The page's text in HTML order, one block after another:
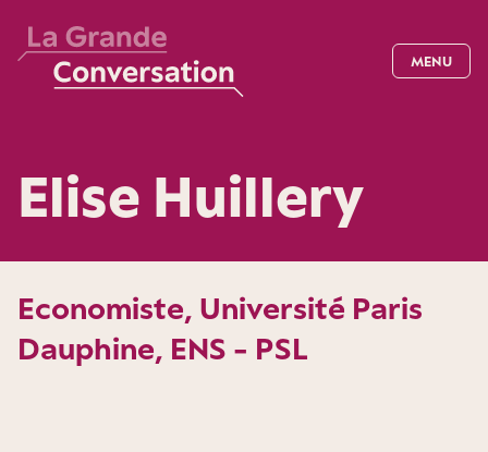
MENU
Elise Huillery
Economiste, Université Paris
Dauphine, ENS - PSL